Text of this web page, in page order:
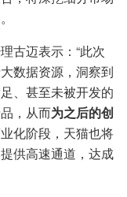
古迈表示：“此次
数据资源，洞察到
、甚至未被开发的
，从而为之后的创
化阶段，天猫也将
供高速通道，达成